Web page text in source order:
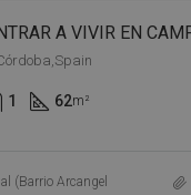
1 62m²
(Barrio Arcangel y Fuensanta)